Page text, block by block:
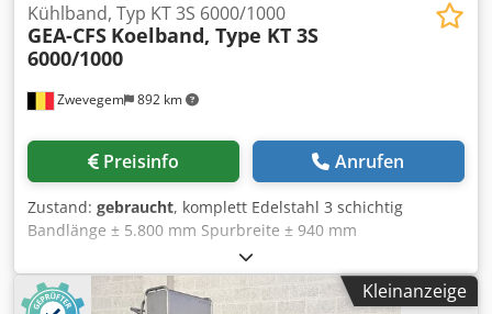
Zwevegem 892 km
Kühlband, Typ KT 3S 6000/1000
GEA-CFS Koelband, Type KT 3S
6000/1000
Preisinfo Anrufen
Zustand: gebraucht, komplett Edelstahl 3 schichtig
Bandlänge ± 5.800 mm Spurbreite ± 940 mm
Aussendimensionen (L x B x H) : ± 7.200 x 1.400 x 2.900 mm
Edelstahl Maschenband + Verdampfer "Goedhart B.V.“ Typ
LLK.s 411m² Herstellernummer: PJV100282 Baujahr: 2010
Kleinanzeige